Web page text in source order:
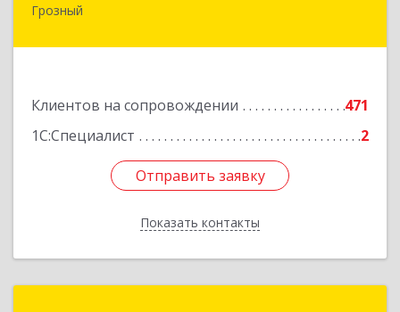
Грозный
Клиентов на сопровождении
471
1С:Специалист
2
Отправить заявку
Показать контакты
364013, Чеченская Респ, Грозный г, Полярников
Отправить заявку
Назад